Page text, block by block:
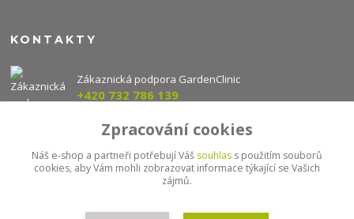
KONTAKTY
Zákaznická podpora GardenClinic
+420 732 786 139
info@gardenclinic.cz
Zpracování cookies
Náš e-shop a partneři potřebují Váš souhlas s použitím souborů
cookies, aby Vám mohli zobrazovat informace týkající se Vašich
zájmů.